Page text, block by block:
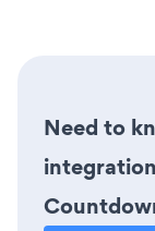
Need to